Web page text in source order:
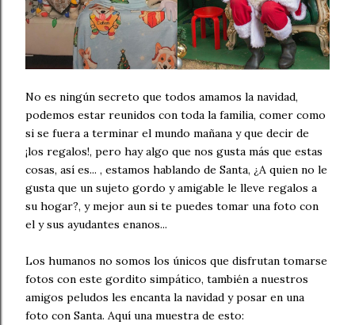
No es ningún secreto que todos amamos la navidad,
podemos estar reunidos con toda la familia, comer como
si se fuera a terminar el mundo mañana y que decir de
¡los regalos!, pero hay algo que nos gusta más que estas
cosas, así es... , estamos hablando de Santa, ¿A quien no le
gusta que un sujeto gordo y amigable le lleve regalos a
su hogar?, y mejor aun si te puedes tomar una foto con
el y sus ayudantes enanos...
Los humanos no somos los únicos que disfrutan tomarse
fotos con este gordito simpático, también a nuestros
amigos peludos les encanta la navidad y posar en una
foto con Santa. Aquí una muestra de esto: